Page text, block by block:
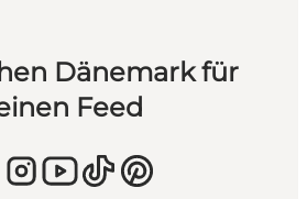
Dänemark für
Feed